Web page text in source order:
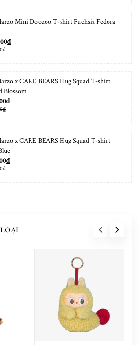
Mini Doozoo T-shirt Fuchsia Fedora
x CARE BEARS Hug Squad T-shirt
Blossom
x CARE BEARS Hug Squad T-shirt